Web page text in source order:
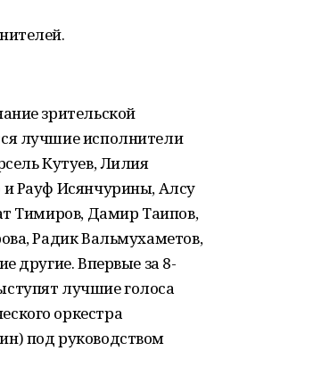
зрительской
лучшие исполнители
Кутуев, Лилия
Рауф Исянчурины, Алсу
Тимиров, Дамир Таипов,
Радик Вальмухаметов,
другие. Впервые за 8-
лучшие голоса
оркестра
под руководством